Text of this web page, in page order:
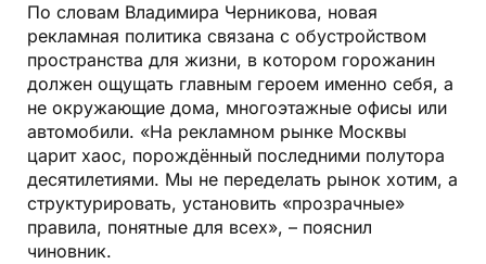
По словам Владимира Черникова, новая
рекламная политика связана с обустройством
пространства для жизни, в котором горожанин
должен ощущать главным героем именно себя, а
не окружающие дома, многоэтажные офисы или
автомобили. «На рекламном рынке Москвы
царит хаос, порождённый последними полутора
десятилетиями. Мы не переделать рынок хотим, а
структурировать, установить «прозрачные»
правила, понятные для всех», – пояснил
чиновник.